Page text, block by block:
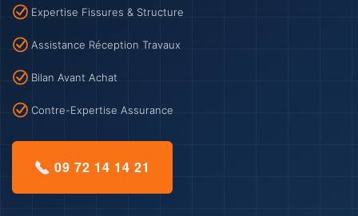
Expertise Fissures & Structure
Assistance Réception Travaux
Bilan Avant Achat
Contre-Expertise Assurance
09 72 14 14 21